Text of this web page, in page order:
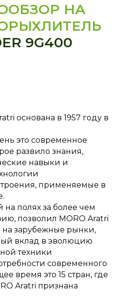
НА
9G400
основана в 1957 году в
это современное
развило знания,
навыки и
применяемые в
полях за более чем
позволил MORO Aratri
зарубежные рынки,
вклад в эволюцию
техники
современного
время это 15 стран, где
Aratri признана